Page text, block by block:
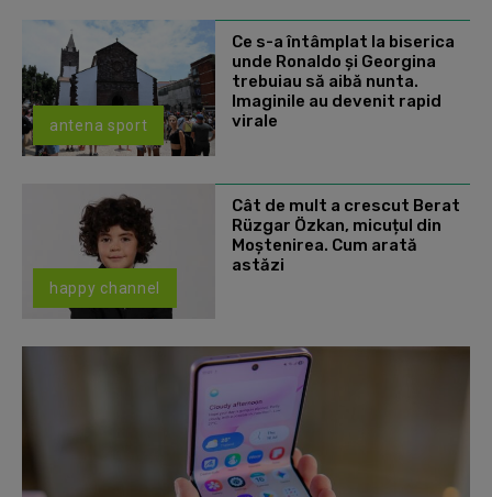
antena sport
Ce s-a întâmplat la biserica
unde Ronaldo şi Georgina
trebuiau să aibă nunta.
Imaginile au devenit rapid
virale
happy channel
Cât de mult a crescut Berat
Rüzgar Özkan, micuțul din
Moștenirea. Cum arată
astăzi